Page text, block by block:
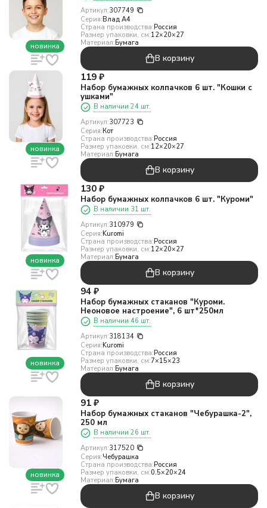
новинка
Артикул:307749
Серия:Влад А4
Страна производства:Россия
Размер упаковки, см:12×20×27
Материал:Бумага
В корзину
новинка
119 ₽
Набор бумажных колпачков 6 шт. "Кошки с
ушками"
В наличии 24 шт.
Артикул:307723
Серия:Кот
Страна производства:Россия
Размер упаковки, см:12×20×27
Материал:Бумага
В корзину
новинка
130 ₽
Набор бумажных колпачков 6 шт. "Куроми"
В наличии 31 шт.
Артикул:310979
Серия:Kuromi
Страна производства:Россия
Размер упаковки, см:12×20×27
Материал:Бумага
В корзину
новинка
94 ₽
Набор бумажных стаканов "Куроми.
Неоновое настроение", 6 шт*250мл
В наличии 46 шт.
Артикул:318134
Серия:Kuromi
Страна производства:Россия
Размер упаковки, см:7×15×23
Материал:Бумага
В корзину
новинка
91 ₽
Набор бумажных стаканов "Чебурашка-2",
250 мл
В наличии 26 шт.
Артикул:317520
Серия:Чебурашка
Страна производства:Россия
Размер упаковки, см:0.5×20×24
Материал:Бумага
В корзину